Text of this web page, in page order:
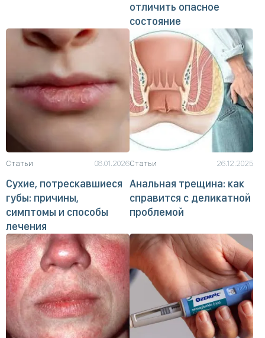
отличить опасное
состояние
Статьи 08.01.2026
Сухие, потрескавшиеся
губы: причины,
симптомы и способы
лечения
Статьи 26.12.2025
Анальная трещина: как
справится с деликатной
проблемой